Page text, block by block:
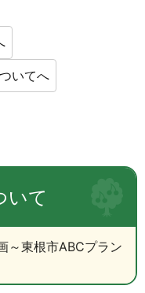
いてへ
いて
～東根市ABCプラン